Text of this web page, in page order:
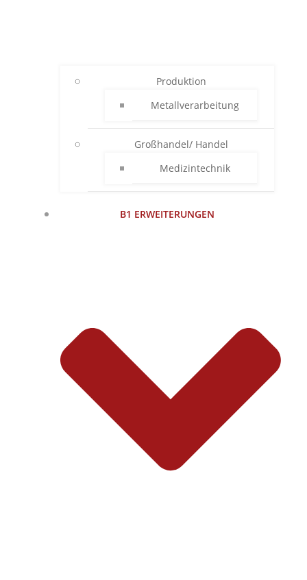
Produktion
Metallverarbeitung
Großhandel/ Handel
Medizintechnik
B1 ERWEITERUNGEN